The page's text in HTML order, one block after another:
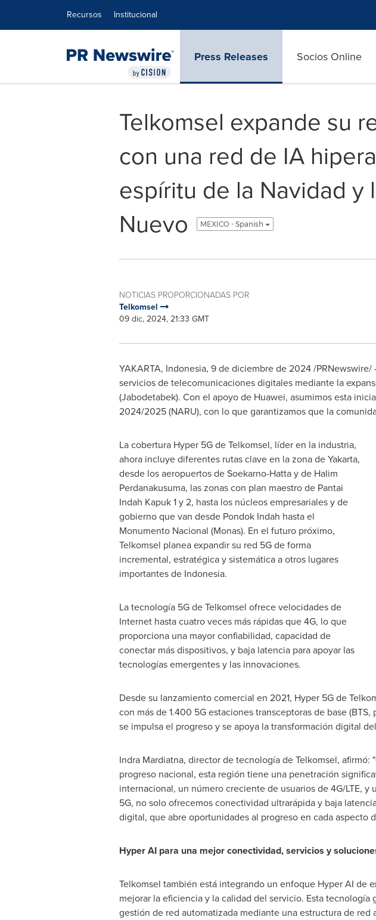
Recursos Institucional
Press Releases Socios Online
Telkomsel expande su
con una red de IA
espíritu de la Navidad
Nuevo
MEXICO - Spanish
NOTICIAS PROPORCIONADAS POR
Telkomsel
09 dic, 2024, 21:33 GMT
YAKARTA, Indonesia, 9 de diciembre de 2024/PRNewswire/
servicios de telecomunicaciones digitales mediante la
(Jabodetabek). Con el apoyo de Huawei, asumimos esta
2024/2025 (NARU), con lo que garantizamos que la
La cobertura Hyper 5G de Telkomsel, líder en la industria,
ahora incluye diferentes rutas clave en la zona de Yakarta,
desde los aeropuertos de Soekarno-Hatta y de Halim
Perdanakusuma, las zonas con plan maestro de Pantai
Indah Kapuk 1 y 2, hasta los núcleos empresariales y de
gobierno que van desde Pondok Indah hasta el
Monumento Nacional (Monas). En el futuro próximo,
Telkomsel planea expandir su red 5G de forma
incremental, estratégica y sistemática a otros lugares
importantes de Indonesia.
La tecnología 5G de Telkomsel ofrece velocidades de
Internet hasta cuatro veces más rápidas que 4G, lo que
proporciona una mayor confiabilidad, capacidad de
conectar más dispositivos, y baja latencia para apoyar las
tecnologías emergentes y las innovaciones.
Desde su lanzamiento comercial en 2021, Hyper 5G de
con más de 1.400 5G estaciones transceptoras de base
se impulsa el progreso y se apoya la transformación digital
Indra Mardiatna, director de tecnología de Telkomsel,
progreso nacional, esta región tiene una penetración
internacional, un número creciente de usuarios de 4G/LTE,
5G, no solo ofrecemos conectividad ultrarápida y baja
digital, que abre oportunidades al progreso en cada aspecto
Hyper AI para una mejor conectividad, servicios y
Telkomsel también está integrando un enfoque Hyper AI de
mejorar la eficiencia y la calidad del servicio. Esta
gestión de red automatizada mediante una estructura de red